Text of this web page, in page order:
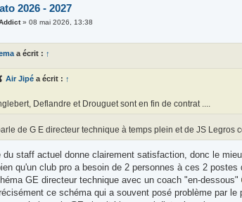
2026 - 2027
»08 mai 2026, 13:38
a écrit : ↑
Air Jipé a écrit : ↑
Deflandre et Drouguet sont en fin de contrat ....
de G E directeur technique à temps plein et de JS Legros
du staff actuel donne clairement satisfaction, donc le
qu'un club pro a besoin de 2 personnes à ces 2
GE directeur technique avec un coach "en-dessous"
ce schéma qui a souvent posé problème par